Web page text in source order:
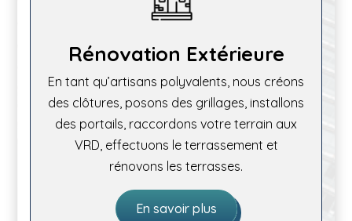
Rénovation Extérieure
En tant qu’artisans polyvalents, nous créons
des clôtures, posons des grillages, installons
des portails, raccordons votre terrain aux
VRD, effectuons le terrassement et
rénovons les terrasses.
En savoir plus